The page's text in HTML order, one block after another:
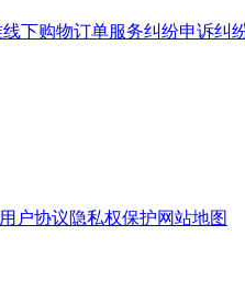
线下购物订单服务纠纷申诉纠
用户协议隐私权保护网站地图